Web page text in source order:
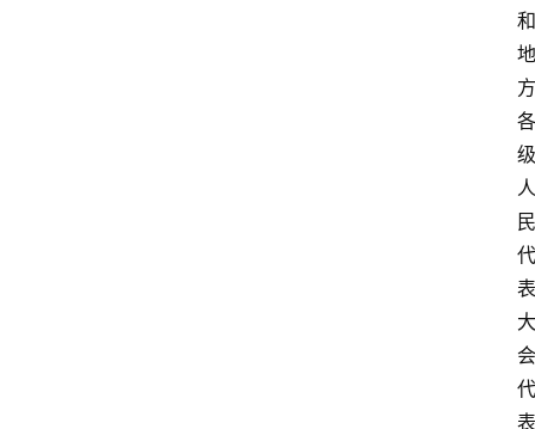
和
地
方
各
级
人
民
代
表
大
会
代
表